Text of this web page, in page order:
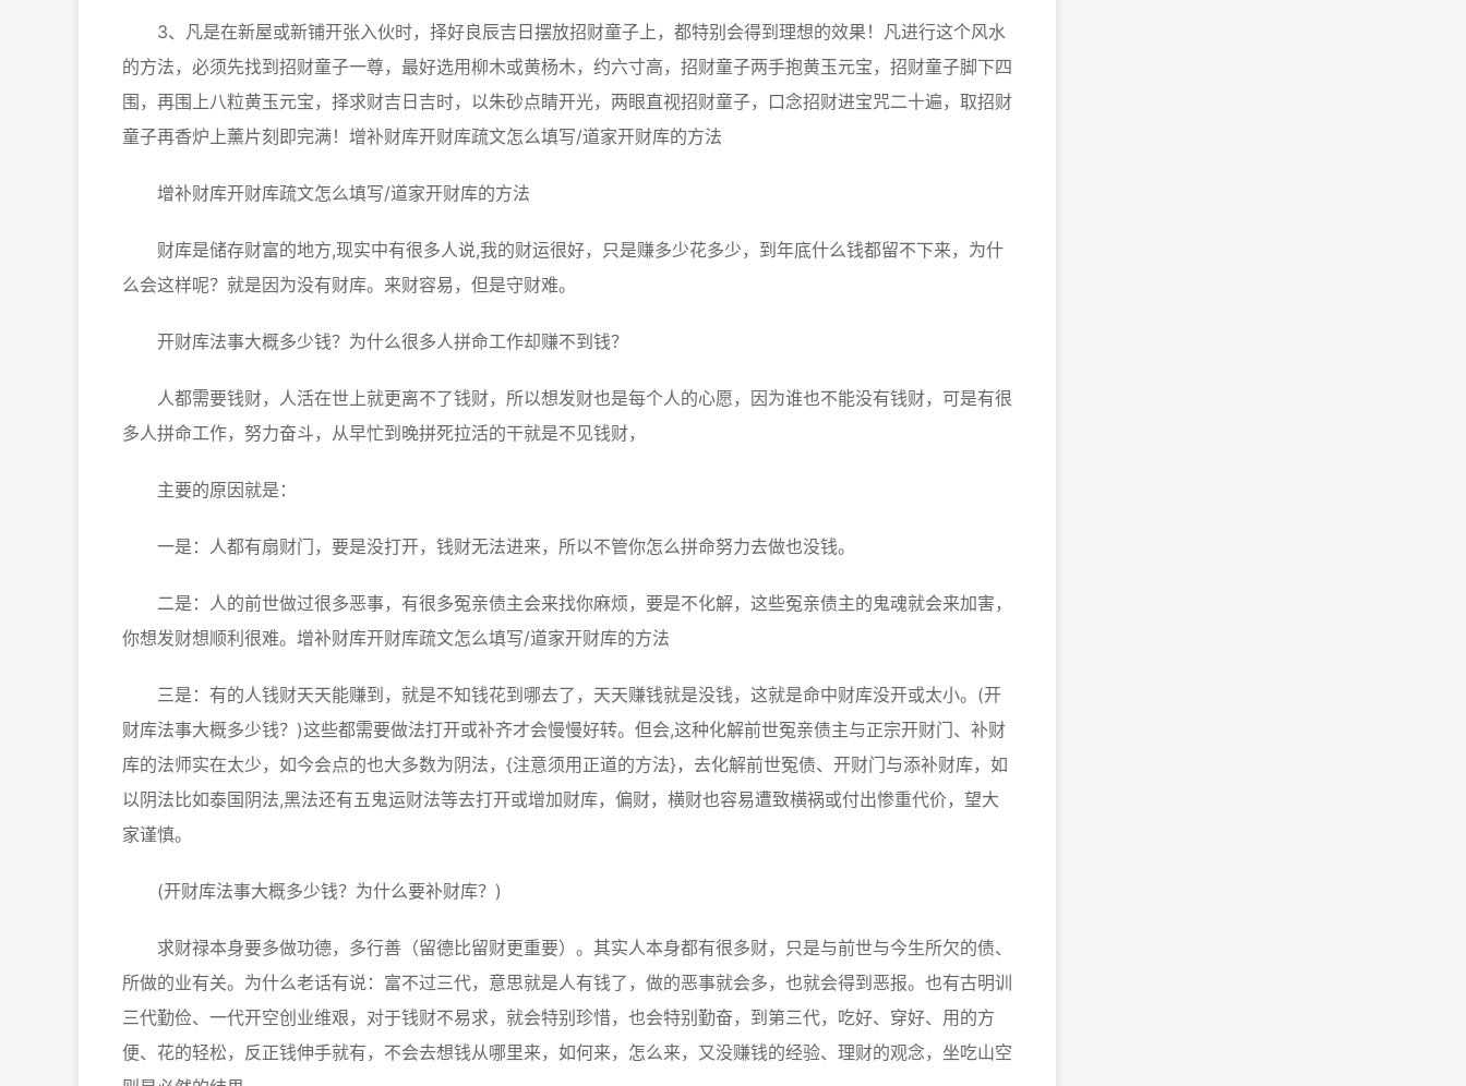
3、凡是在新屋或新铺开张入伙时，择好良辰吉日摆放招财童子上，都特别会得到理想的效果！凡进行这个风水
的方法，必须先找到招财童子一尊，最好选用柳木或黄杨木，约六寸高，招财童子两手抱黄玉元宝，招财童子脚下四
围，再围上八粒黄玉元宝，择求财吉日吉时，以朱砂点睛开光，两眼直视招财童子，口念招财进宝咒二十遍，取招财
童子再香炉上薰片刻即完满！增补财库开财库疏文怎么填写/道家开财库的方法
增补财库开财库疏文怎么填写/道家开财库的方法
财库是储存财富的地方,现实中有很多人说,我的财运很好，只是赚多少花多少，到年底什么钱都留不下来，为什
么会这样呢？就是因为没有财库。来财容易，但是守财难。
开财库法事大概多少钱？为什么很多人拼命工作却赚不到钱？
人都需要钱财，人活在世上就更离不了钱财，所以想发财也是每个人的心愿，因为谁也不能没有钱财，可是有很
多人拼命工作，努力奋斗，从早忙到晚拼死拉活的干就是不见钱财，
主要的原因就是：
一是：人都有扇财门，要是没打开，钱财无法进来，所以不管你怎么拼命努力去做也没钱。
二是：人的前世做过很多恶事，有很多冤亲债主会来找你麻烦，要是不化解，这些冤亲债主的鬼魂就会来加害，
你想发财想顺利很难。增补财库开财库疏文怎么填写/道家开财库的方法
三是：有的人钱财天天能赚到，就是不知钱花到哪去了，天天赚钱就是没钱，这就是命中财库没开或太小。(开
财库法事大概多少钱？)这些都需要做法打开或补齐才会慢慢好转。但会,这种化解前世冤亲债主与正宗开财门、补财
库的法师实在太少，如今会点的也大多数为阴法，{注意须用正道的方法}，去化解前世冤债、开财门与添补财库，如
以阴法比如泰国阴法,黑法还有五鬼运财法等去打开或增加财库，偏财，横财也容易遭致横祸或付出惨重代价，望大
家谨慎。
(开财库法事大概多少钱？为什么要补财库？)
求财禄本身要多做功德，多行善（留德比留财更重要）。其实人本身都有很多财，只是与前世与今生所欠的债、
所做的业有关。为什么老话有说：富不过三代，意思就是人有钱了，做的恶事就会多，也就会得到恶报。也有古明训
三代勤俭、一代开空创业维艰，对于钱财不易求，就会特别珍惜，也会特别勤奋，到第三代，吃好、穿好、用的方
便、花的轻松，反正钱伸手就有，不会去想钱从哪里来，如何来，怎么来，又没赚钱的经验、理财的观念，坐吃山空